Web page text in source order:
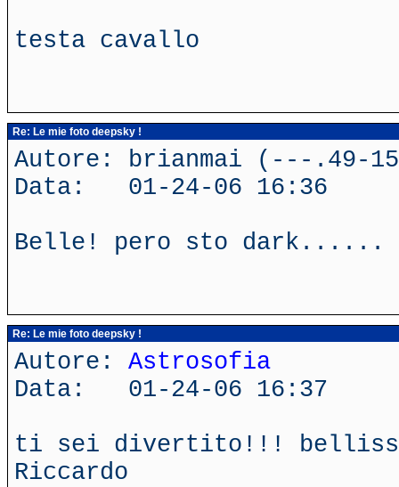
testa cavallo
Re: Le mie foto deepsky !
Autore: brianmai (---.49-
Data: 01-24-06 16:36
Belle! pero sto
Re: Le mie foto deepsky !
Autore: Astrosofia
Data: 01-24-06 16:37
ti sei divertito!!!
Riccardo